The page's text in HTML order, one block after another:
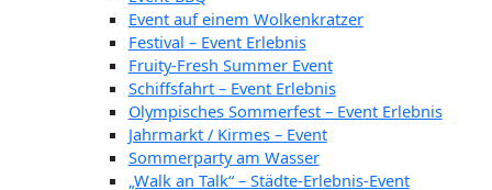
Event auf einem Wolkenkratzer
Festival – Event Erlebnis
Fruity-Fresh Summer Event
Schiffsfahrt – Event Erlebnis
Olympisches Sommerfest – Event Erlebnis
Jahrmarkt / Kirmes – Event
Sommerparty am Wasser
„Walk an Talk“ – Städte-Erlebnis-Event